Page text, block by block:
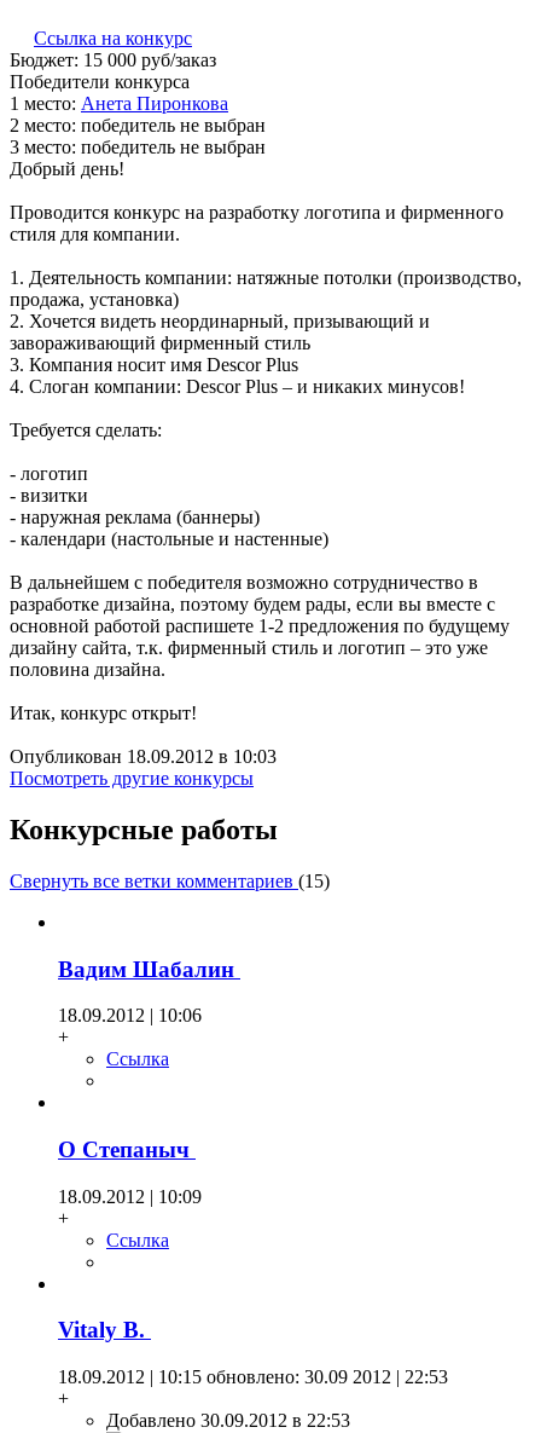
Ссылка на конкурс
Бюджет: 15 000 руб/заказ
Победители конкурса
1 место: Ане­та Пи­рон­ко­ва
2 место: победитель не выбран
3 место: победитель не выбран
Добрый день!
Проводится конкурс на разработку логотипа и фирменного
стиля для компании.
1. Деятельность компании: натяжные потолки (производство,
продажа, установка)
2. Хочется видеть неординарный, призывающий и
завораживающий фирменный стиль
3. Компания носит имя Descor Plus
4. Слоган компании: Descor Plus – и никаких минусов!
Требуется сделать:
- логотип
- визитки
- наружная реклама (баннеры)
- календари (настольные и настенные)
В дальнейшем с победителя возможно сотрудничество в
разработке дизайна, поэтому будем рады, если вы вместе с
основной работой распишете 1-2 предложения по будущему
дизайну сайта, т.к. фирменный стиль и логотип – это уже
половина дизайна.
Итак, конкурс открыт!
Опубликован 18.09.2012 в 10:03
Посмотреть другие конкурсы
Конкурсные работы
Свернуть все ветки комментариев (15)
Вадим Шабалин
18.09.2012 | 10:06
+
Ссылка
О Степаныч
18.09.2012 | 10:09
+
Ссылка
Vitaly B.
18.09.2012 | 10:15 обновлено: 30.09 2012 | 22:53
+
Добавлено 30.09.2012 в 22:53